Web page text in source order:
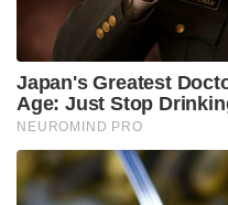
Japan's Greatest
Age: Just Stop
NEUROMIND PRO